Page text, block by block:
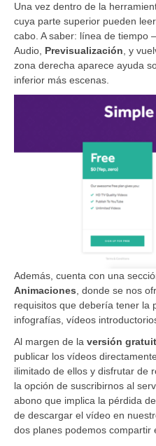
Una vez dentro de la
cuya parte superior pueden
cabo. A saber: línea de tiempo
Audio, Previsualización , y
zona derecha aparece ayuda
inferior más escenas.
Además, cuenta con una
Animaciones , donde se nos
requisitos que debería tener la
infografías, vídeos
Al margen de la versión
publicar los vídeos
ilimitado de ellos y disfrutar de
la opción de suscribirnos al
abono que implica la pérdida
de descargar el vídeo en
dos planes podemos compartir